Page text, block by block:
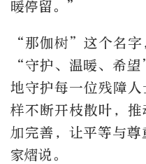
暖停留。”
“那伽树”这个名字
“守护、温暖、希
地守护每一位残障
样不断开枝散叶，
加完善，让平等与
家熠说。